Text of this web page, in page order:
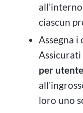
all'interno
ciascun
Assegna
Assicurati
per utente
loro uno